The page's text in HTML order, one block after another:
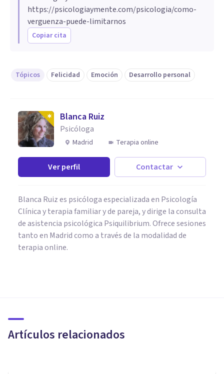
https://psicologiaymente.com/psicologia/como-
verguenza-puede-limitarnos
Copiar cita
Tópicos Felicidad Emoción Desarrollo personal
Blanca Ruiz
Psicóloga
Madrid Terapia online
Ver perfil Contactar
Blanca Ruiz es psicóloga especializada en Psicología
Clínica y terapia familiar y de pareja, y dirige la consulta
de asistencia psicológica Psiquilibrium. Ofrece sesiones
tanto en Madrid como a través de la modalidad de
terapia online.
Artículos relacionados
Psicología?